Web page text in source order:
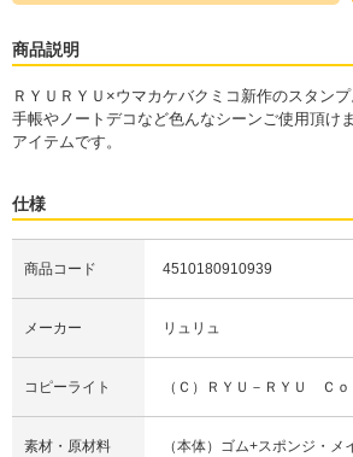
商品説明
ＲＹＵＲＹＵ×ウマカケバクミコ新作のスタンプ
手帳やノートデコなど色んなシーンご使用頂け
アイテムです。
仕様
商品コード 4510180910939
メーカー リュリュ
コピーライト （Ｃ）ＲＹＵ－ＲＹＵ Ｃｏ
素材・原材料 （本体）ゴム+スポンジ・メ